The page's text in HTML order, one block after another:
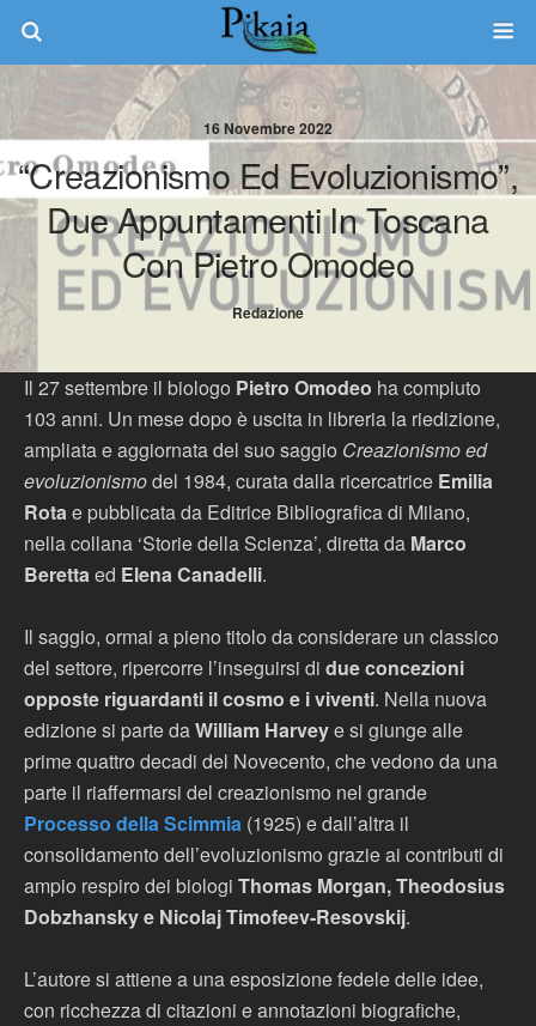
16 Novembre 2022
“Creazionismo Ed Evoluzionismo”,
Due Appuntamenti In Toscana
Con Pietro Omodeo
Redazione
Il 27 settembre il biologo Pietro Omodeo ha compiuto
103 anni. Un mese dopo è uscita in libreria la riedizione,
ampliata e aggiornata del suo saggio Creazionismo ed
evoluzionismodel 1984, curata dalla ricercatrice Emilia
Rotae pubblicata da Editrice Bibliografica di Milano,
nella collana ‘Storie della Scienza’, diretta da Marco
Berettaed Elena Canadelli.
Il saggio, ormai a pieno titolo da considerare un classico
del settore, ripercorre l’inseguirsi di due concezioni
opposte riguardanti il cosmo e i viventi. Nella nuova
edizione si parte daWilliam Harveye si giunge alle
prime quattro decadi del Novecento, che vedono da una
parte il riaffermarsi del creazionismo nel grande
Processo della Scimmia (1925) e dall’altra il
consolidamento dell’evoluzionismo grazie ai contributi di
ampio respiro dei biologi Thomas Morgan, Theodosius
Dobzhansky e Nicolaj Timofeev-Resovskij.
L’autore si attiene a una esposizione fedele delle idee,
con ricchezza di citazioni e annotazioni biografiche,